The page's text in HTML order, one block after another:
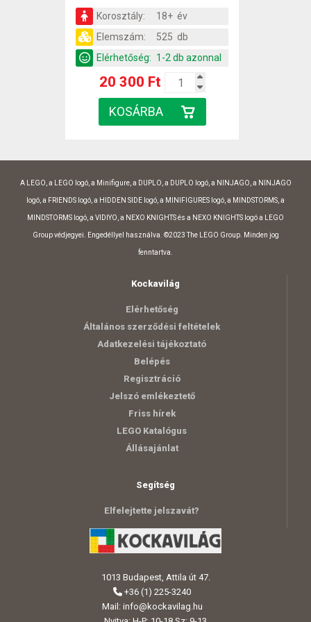
Korosztály:
18+ év
Elemszám:
525 db
Elérhetőség: 1-2 db azonnal
20 300 Ft
A LEGO, a LEGO logó, a Minifigure, a DUPLO, a DUPLO logó, a NINJAGO, a NINJAGO
logó, a FRIENDS logó, a HIDDEN SIDE logó, a MINIFIGURES logó, a MINDSTORMS, a
MINDSTORMS logó, a VIDIYO, a NEXO KNIGHTS és a NEXO KNIGHTS logó a LEGO
Group védjegyei. Engedéllyel használva. ©2023 The LEGO Group. Minden jog
fenntartva.
Kockavilág
Elérhetőség
Általános szerződési feltételek
Adatkezelési tájékoztató
Belépés
Regisztráció
Jelszó emlékeztető
Friss hírek
LEGO Katalógus
Állásajánlat
Segítség
Elfelejtette jelszavát?
1013 Budapest, Attila út 47.
+36 (1) 225-3240
Mail: info@kockavilag.hu